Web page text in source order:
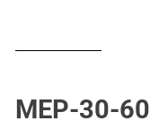
MEP-30-